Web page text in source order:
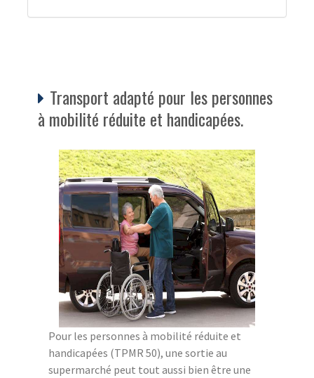
Transport adapté pour les personnes
à mobilité réduite et handicapées.
Pour les personnes à mobilité réduite et
handicapées (TPMR 50), une sortie au
supermarché peut tout aussi bien être une